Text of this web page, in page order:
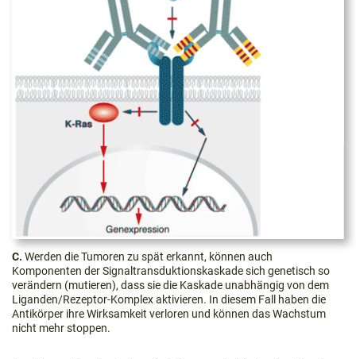
C. Werden die Tumoren zu spät erkannt, können auch
Komponenten der Signaltransduktionskaskade sich genetisch so
verändern (mutieren), dass sie die Kaskade unabhängig von dem
Liganden/Rezeptor-Komplex aktivieren. In diesem Fall haben die
Antikörper ihre Wirksamkeit verloren und können das Wachstum
nicht mehr stoppen.